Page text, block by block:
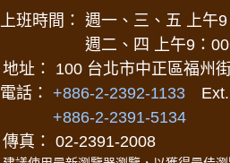
上班時間： 週一、三、五 上午
週二、四 上午9：
地址： 100 台北市中正區福州
電話： +886-2-2392-1133 Ext.
+886-2-2391-5134
傳真： 02-2391-2008